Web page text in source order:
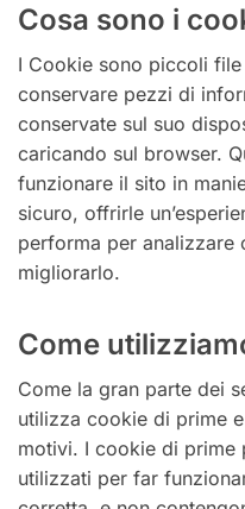
Cosa sono i
I Cookie sono piccoli
conservare pezzi di
conservate sul suo
caricando sul browser.
funzionare il sito in
sicuro, offrirle
performa per analizzare
migliorarlo.
Come
Come la gran parte dei
utilizza cookie di prime
motivi. I cookie di prime
utilizzati per far